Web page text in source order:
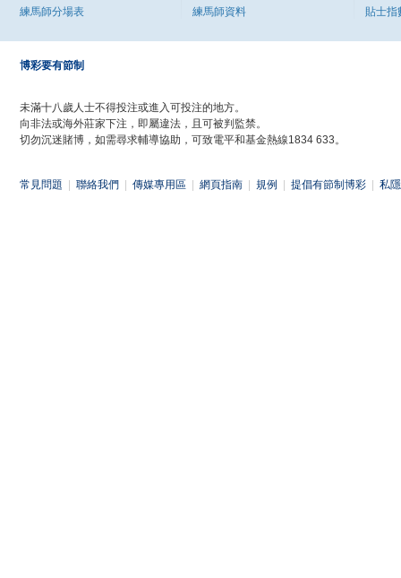
練馬師分場表
練馬師資料
貼士指
博彩要有節制
未滿十八歲人士不得投注或進入可投注的地方。
向非法或海外莊家下注，即屬違法，且可被判監禁。
切勿沉迷賭博，如需尋求輔導協助，可致電平和基金熱線1834 633。
常見問題 聯絡我們 傳媒專用區 網頁指南 規例 提倡有節制博彩 私